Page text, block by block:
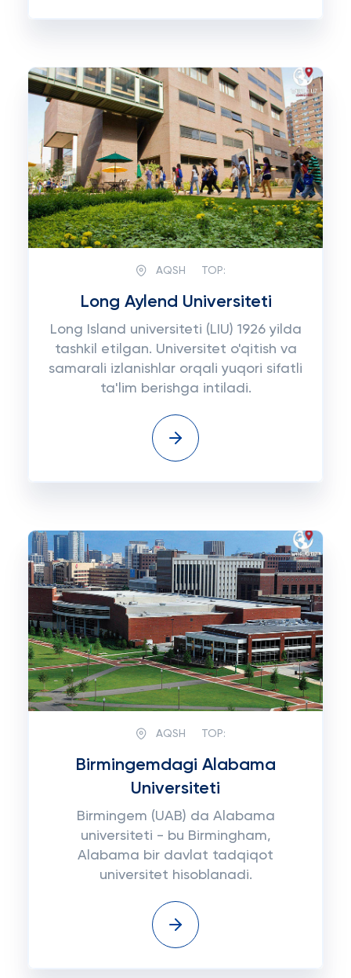
AQSH TOP:
Long Aylend Universiteti
Long Island universiteti (LIU) 1926 yilda
tashkil etilgan. Universitet o'qitish va
samarali izlanishlar orqali yuqori sifatli
ta'lim berishga intiladi.
AQSH TOP:
Birmingemdagi Alabama
Universiteti
Birmingem (UAB) da Alabama
universiteti - bu Birmingham,
Alabama bir davlat tadqiqot
universitet hisoblanadi.